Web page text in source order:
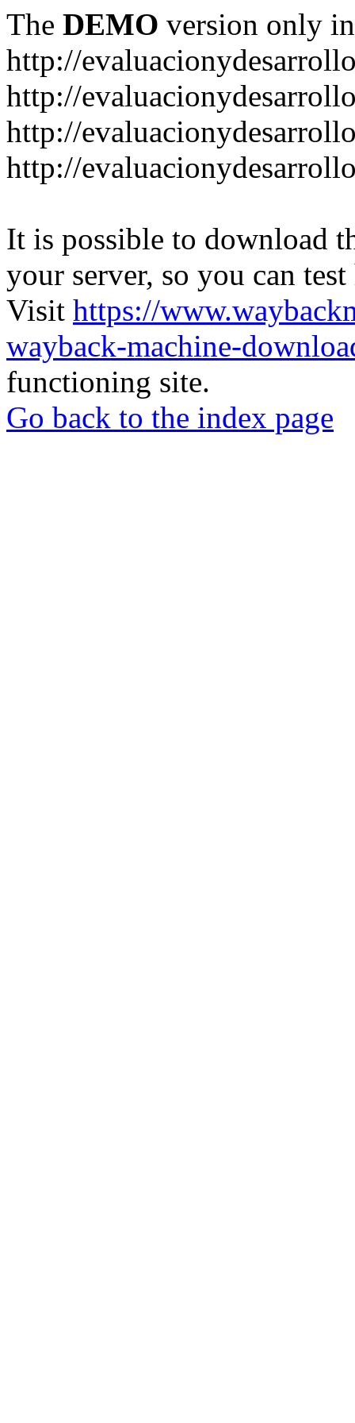
The DEMO version only
http://
http://
http://
http://
It is possible to download
your server, so you can
Visit https://
wayback-machine-
functioning site.
Go back to the index page